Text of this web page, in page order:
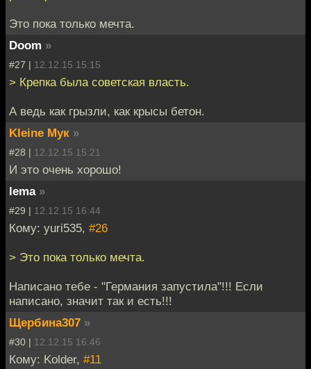
Это пока только мечта.
Doom »
#27 | 12.12.15 15:15
> Крепка была советская власть.
А ведь как грызли, как крысы бетон.
Kleine Мук »
#28 | 12.12.15 15:21
И это очень хорошо!
lema »
#29 | 12.12.15 16:44
Кому: yuri535, #26
> Это пока только мечта.
Написано тебе - "Германия запустила"!!! Если
написано, значит так и есть!!!
Щербина307 »
#30 | 12.12.15 16:46
Кому: Kolder, #11